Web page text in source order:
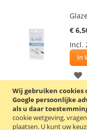
Wij gebruiken cookies
Google persoonlijke
als u daar
cookie wetgeving,
plaatsen. U kunt uw
€
Incl.
In